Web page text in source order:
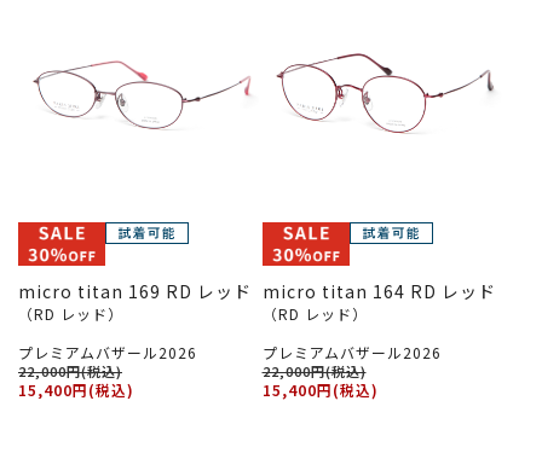
micro titan 169 RD レッド
（RD レッド）
プレミアムバザール2026
22,000円(税込)
15,400円(税込)
micro titan 164 RD レッド
（RD レッド）
プレミアムバザール2026
22,000円(税込)
15,400円(税込)